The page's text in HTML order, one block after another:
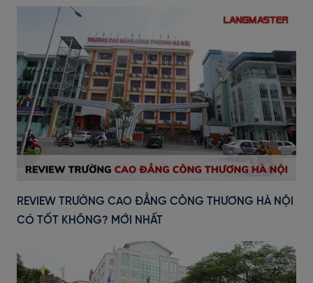
REVIEW TRƯỜNG CAO ĐẲNG CÔNG THƯƠNG HÀ NỘI
CÓ TỐT KHÔNG? MỚI NHẤT